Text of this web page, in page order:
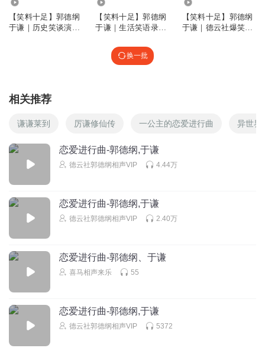
【笑料十足】郭德纲
于谦｜历史笑谈演绎
【笑料十足】郭德纲
于谦｜生活笑语录专
【笑料十足】郭德纲
于谦｜德云社爆笑精
换一批
相关推荐
谦谦莱到 厉谦修仙传 一公主的恋爱进行曲 异世界
恋爱进行曲-郭德纲,于谦
德云社郭德纲相声VIP 4.44万
恋爱进行曲-郭德纲,于谦
德云社郭德纲相声VIP 2.40万
恋爱进行曲-郭德纲、于谦
喜马相声来乐 55
恋爱进行曲-郭德纲,于谦
德云社郭德纲相声VIP 5372